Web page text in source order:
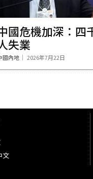
國危機加深：四
失業
國內地 2026年7月22日
文